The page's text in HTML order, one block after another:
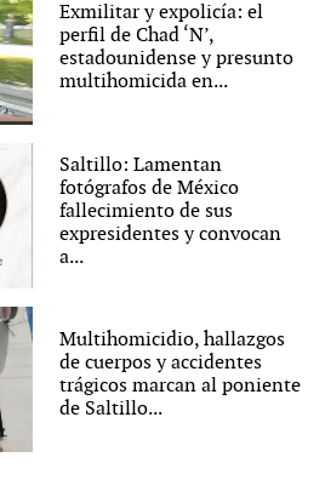
Exmilitar y expolicía: el
perfil de Chad ‘N’,
estadounidense y presunto
multihomicida en...
Saltillo: Lamentan
fotógrafos de México
fallecimiento de sus
expresidentes y convocan
a...
Multihomicidio, hallazgos
de cuerpos y accidentes
trágicos marcan al poniente
de Saltillo...